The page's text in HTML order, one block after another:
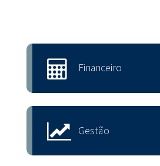
Financeiro
Gestão